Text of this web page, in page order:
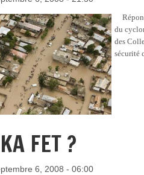
du
des
sécurité
FET ?
6, 2008 - 06:00